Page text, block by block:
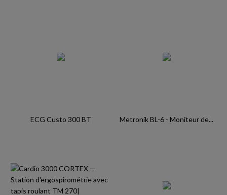
ECG Custo 300 BT Metronik BL-6 - Moniteur de...